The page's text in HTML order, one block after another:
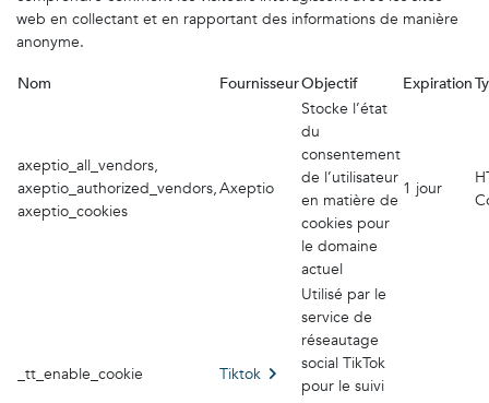
web en collectant et en rapportant des informations de manière
anonyme.
Nom
FournisseurObjectif Expiration
axeptio_all_vendors,
axeptio_authorized_vendors,
axeptio_cookies
Axeptio
Stocke l’état
du
consentement
de l’utilisateur
en matière de
cookies pour
le domaine
actuel
1 jour
_tt_enable_cookie Tiktok
Utilisé par le
service de
réseautage
social TikTok
pour le suivi